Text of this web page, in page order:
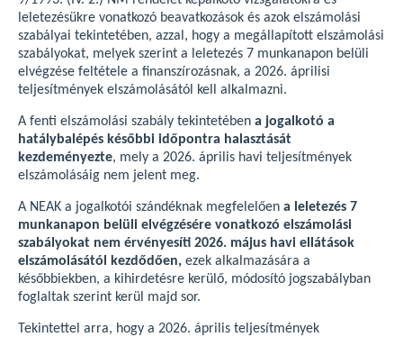
leletezésükre vonatkozó beavatkozások és azok elszámolási
szabályai tekintetében, azzal, hogy a megállapított elszámolási
szabályokat, melyek szerint a leletezés 7 munkanapon belüli
elvégzése feltétele a finanszírozásnak, a 2026. áprilisi
teljesítmények elszámolásától kell alkalmazni.
A fenti elszámolási szabály tekintetében a jogalkotó a
hatálybalépés későbbi időpontra halasztását
kezdeményezte, mely a 2026. április havi teljesítmények
elszámolásáig nem jelent meg.
A NEAK a jogalkotói szándéknak megfelelően a leletezés 7
munkanapon belüli elvégzésére vonatkozó elszámolási
szabályokat nem érvényesíti 2026. május havi ellátások
elszámolásától kezdődően, ezek alkalmazására a
későbbiekben, a kihirdetésre kerülő, módosító jogszabályban
foglaltak szerint kerül majd sor.
Tekintettel arra, hogy a 2026. április teljesítmények